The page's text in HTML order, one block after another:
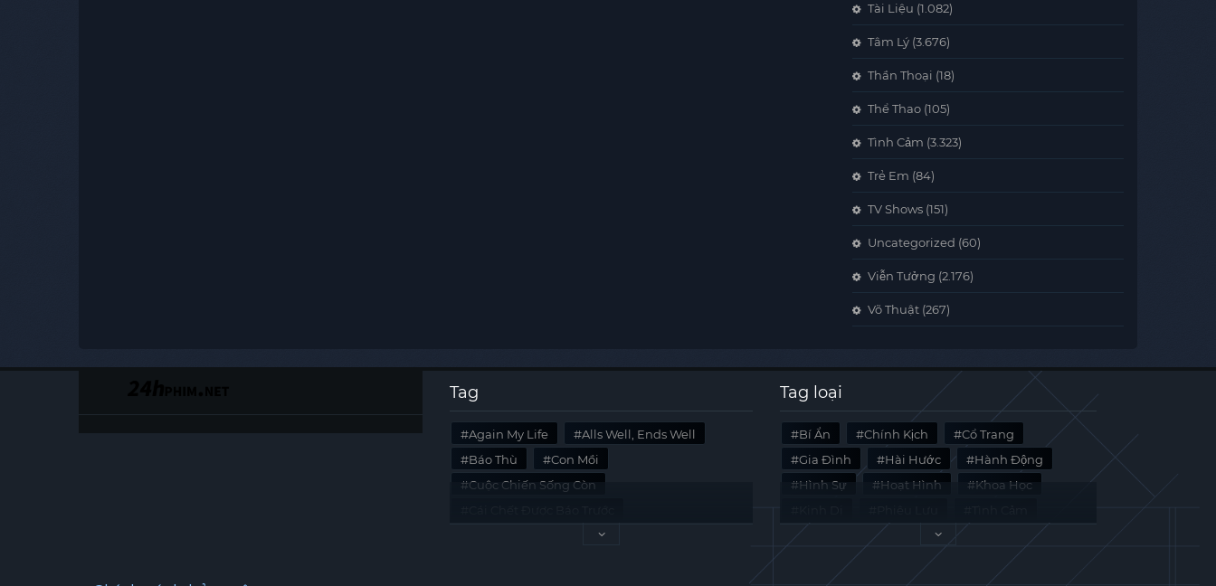
Tài Liệu (1.082)
Tâm Lý (3.676)
Thần Thoại (18)
Thể Thao (105)
Tình Cảm (3.323)
Trẻ Em (84)
TV Shows (151)
Uncategorized (60)
Viễn Tưởng (2.176)
Võ Thuật (267)
Tag
Again My Life
Alls Well, Ends Well
Báo Thù
Con Mồi
Cuộc Chiến Sống Còn
Last Summer
Tag loại
Bí Ẩn Chính Kịch
Cổ Trang
Gia Đình
Hài Hước
Hành Động
Hình Sự
Hoạt Hình
Khoa Học
Tài Liệu
Tâm Lý Viễn Tưởng